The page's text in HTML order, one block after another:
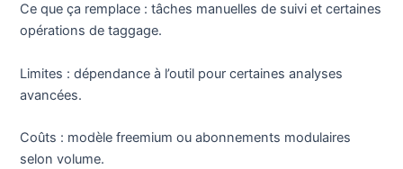
Ce que ça remplace : tâches manuelles de suivi et certaines
opérations de taggage.
Limites : dépendance à l’outil pour certaines analyses
avancées.
Coûts : modèle freemium ou abonnements modulaires
selon volume.